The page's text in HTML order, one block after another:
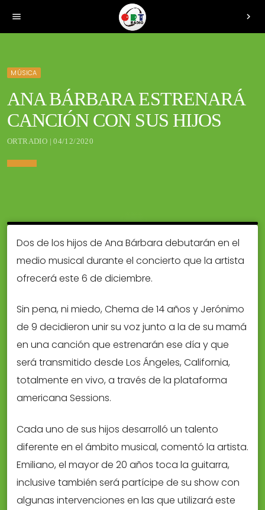
menu chevron_right
MÚSICA
ANA BÁRBARA ESTRENARÁ
CANCIÓN CON SUS HIJOS
ORTRADIO | 04/12/2020
Dos de los hijos de Ana Bárbara debutarán en el
medio musical durante el concierto que la artista
ofrecerá este 6 de diciembre.
Sin pena, ni miedo, Chema de 14 años y Jerónimo
de 9 decidieron unir su voz junto a la de su mamá
en una canción que estrenarán ese día y que
será transmitido desde Los Ángeles, California,
totalmente en vivo, a través de la plataforma
americana Sessions.
Cada uno de sus hijos desarrolló un talento
diferente en el ámbito musical, comentó la artista.
Emiliano, el mayor de 20 años toca la guitarra,
inclusive también será partícipe de su show con
algunas intervenciones en las que utilizará este